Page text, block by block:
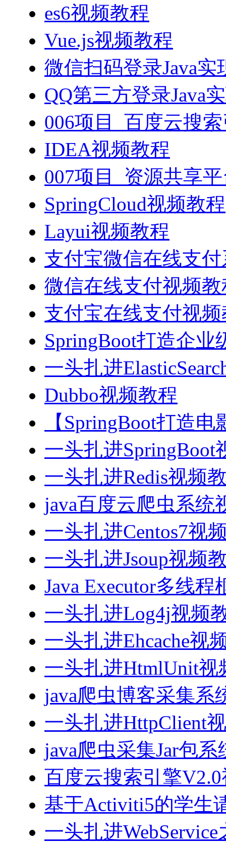
es6视频教程
Vue.js视频教程
微信扫码登录Java实
QQ第三方登录Java
006项目_百度云搜
IDEA视频教程
007项目_资源共享
SpringCloud视频教程
Layui视频教程
支付宝微信在线支
微信在线支付视频教
支付宝在线支付视
SpringBoot打造企业
一头扎进
Dubbo视频教程
【SpringBoot打造
一头扎进SpringBoot
一头扎进Redis视频
java百度云爬虫系统
一头扎进Centos7视
一头扎进Jsoup视频
Java Executor多线
一头扎进Log4j视频
一头扎进Ehcache视
一头扎进HtmlUnit视
java爬虫博客采集系
一头扎进HttpClient
java爬虫采集Jar包
百度云搜索引擎
基于Activiti5的学生
一头扎进